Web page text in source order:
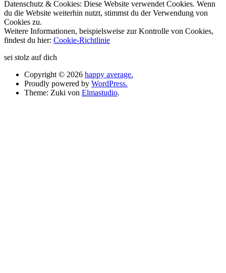
Datenschutz & Cookies: Diese Website verwendet Cookies. Wenn
du die Website weiterhin nutzt, stimmst du der Verwendung von
Cookies zu.
Weitere Informationen, beispielsweise zur Kontrolle von Cookies,
findest du hier: Cookie-Richtlinie
sei stolz auf dich
Copyright © 2026 happy average.
Proudly powered by WordPress.
Theme: Zuki von Elmastudio.